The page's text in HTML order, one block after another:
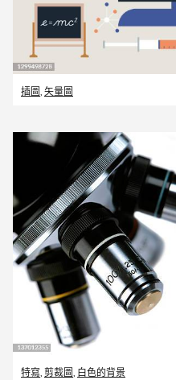
插圖 矢量圖
特寫, 剪裁圖, 白色的背景